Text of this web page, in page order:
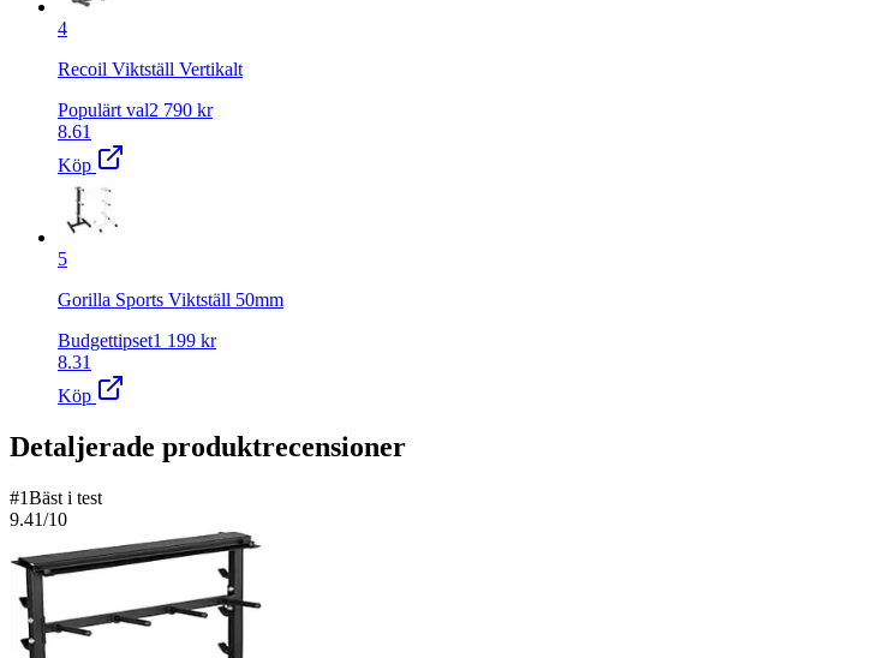
4
Recoil Viktställ Vertikalt
Populärt val2 790 kr
8.61
Köp
5
Gorilla Sports Viktställ 50mm
Budgettipset1 199 kr
8.31
Köp
Detaljerade produktrecensioner
#1Bäst i test
9.41/10